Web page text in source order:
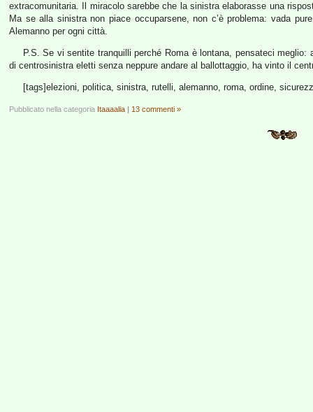
extracomunitaria. Il miracolo sarebbe che la sinistra elaborasse una
Ma se alla sinistra non piace occuparsene, non c’è problema: vada
Alemanno per ogni città.
P.S. Se vi sentite tranquilli perché Roma è lontana, pensateci meglio:
di centrosinistra eletti senza neppure andare al ballottaggio, ha vinto il
[tags]elezioni, politica, sinistra, rutelli, alemanno, roma, ordine,
Pubblicato nella categoria Itaaaalia | 13 commenti »